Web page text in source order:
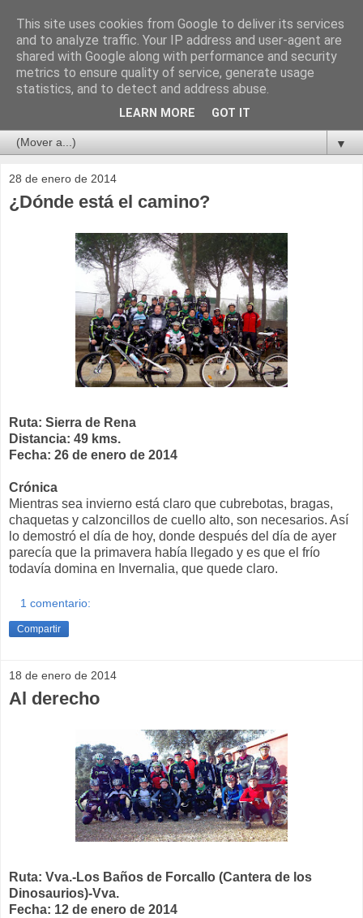
▼
28 de enero de 2014
¿Dónde está el camino?
Ruta: Sierra de Rena
Distancia: 49 kms.
Fecha: 26 de enero de 2014
Crónica
Mientras sea invierno está claro que cubrebotas, bragas,
chaquetas y calzoncillos de cuello alto, son necesarios. Así
lo demostró el día de hoy, donde después del día de ayer
parecía que la primavera había llegado y es que el frío
todavía domina en Invernalia, que quede claro.
1 comentario:
Compartir
18 de enero de 2014
Al derecho
Ruta: Vva.-Los Baños de Forcallo (Cantera de los
Dinosaurios)-Vva.
Fecha: 12 de enero de 2014
This site uses cookies from Google to deliver its services
and to analyze traffic. Your IP address and user-agent are
shared with Google along with performance and security
metrics to ensure quality of service, generate usage
statistics, and to detect and address abuse.
LEARN MORE GOT IT